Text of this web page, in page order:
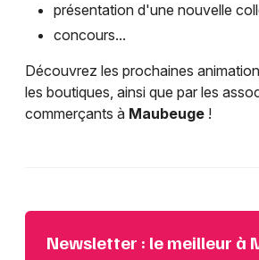
présentation d'une nouvelle
concours...
Découvrez les prochaines
les boutiques, ainsi que par les
commerçants à Maubeuge !
Newsletter : le meilleur à